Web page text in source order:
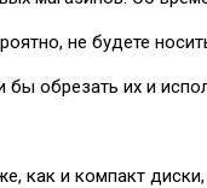
не будете
бы обрезать их и
как и компакт